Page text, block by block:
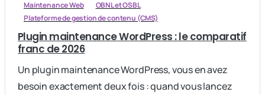
Maintenance Web
OBNL et OSBL
Plateforme de gestion de contenu (CMS)
Plugin maintenance WordPress : le comparatif
franc de 2026
Un plugin maintenance WordPress, vous en avez
besoin exactement deux fois : quand vous lancez